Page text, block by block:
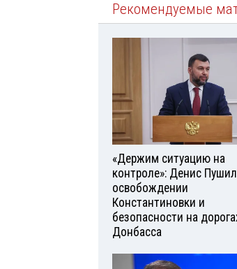
Рекомендуемые
«Держим ситуацию на
контроле»: Денис
освобождении
Константиновки и
безопасности на
Донбасса